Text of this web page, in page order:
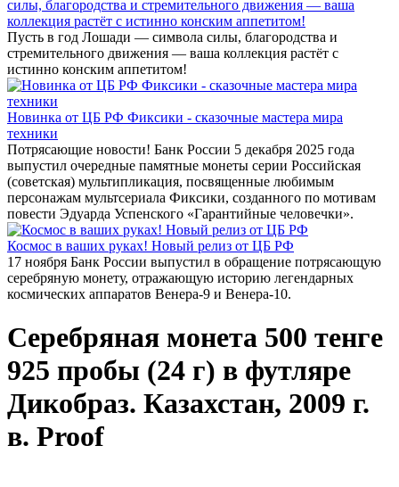
силы, благородства и стремительного движения — ваша
коллекция растёт с истинно конским аппетитом!
Пусть в год Лошади — символа силы, благородства и
стремительного движения — ваша коллекция растёт с
истинно конским аппетитом!
Новинка от ЦБ РФ Фиксики - сказочные мастера мира
техники
Потрясающие новости! Банк России 5 декабря 2025 года
выпустил очередные памятные монеты серии Российская
(советская) мультипликация, посвященные любимым
персонажам мультсериала Фиксики, созданного по мотивам
повести Эдуарда Успенского «Гарантийные человечки».
Космос в ваших руках! Новый релиз от ЦБ РФ
17 ноября Банк России выпустил в обращение потрясающую
серебряную монету, отражающую историю легендарных
космических аппаратов Венера-9 и Венера-10.
Серебряная монета 500 тенге
925 пробы (24 г) в футляре
Дикобраз. Казахстан, 2009 г.
в. Proof